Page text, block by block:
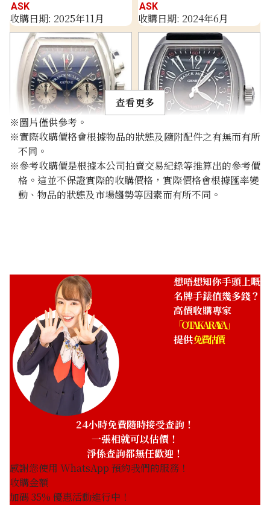
ASK
收購日期: 2025年11月
ASK
收購日期: 2024年6月
Franck Muller
Conquistador 8005CC
參考回收價
Franck Muller
Conquistador 8005SC SS
參考回收價
Franck Muller
Conquistador 8005 L QZ
SS
參考回收價
收購日期: 2021年10月
ASK
收購日期: 2021年10月
查看更多
※圖片僅供參考。
※實際收購價格會根據物品的狀態及隨附配件之有無而有所
不同。
※參考收購價是根據本公司拍賣交易紀錄等推算出的參考價
格。這並不保證實際的收購價格，實際價格會根據匯率變
動、物品的狀態及市場趨勢等因素而有所不同。
想唔想知你手頭上嘅
名牌手錶值幾多錢？
高價收購專家
「OTAKARAYA」
提供免費估價
24小時免費隨時接受查詢！
一張相就可以估價！
淨係查詢都無任歡迎！
感謝您使用 WhatsApp 預約我們的服務！
收購金額
加碼35% 優惠活動進行中！